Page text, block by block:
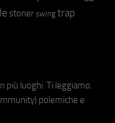
stoner swing trap
più luoghi. Ti leggiamo.
polemiche e